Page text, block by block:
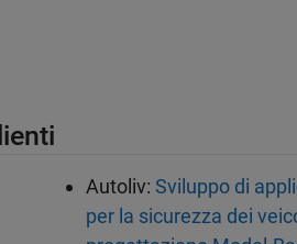
Autoliv: Sviluppo di
per la sicurezza dei